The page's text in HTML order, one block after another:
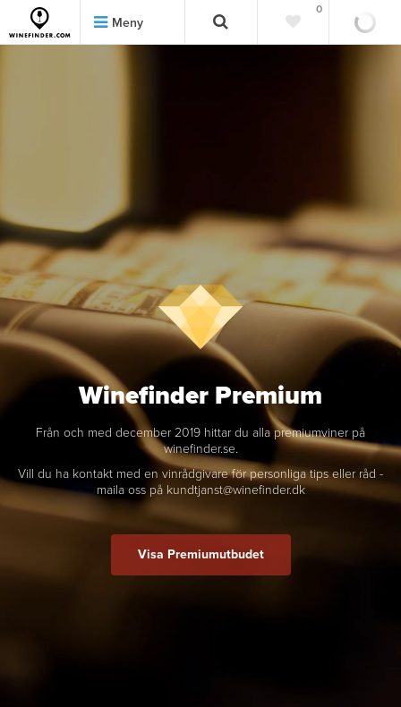
Meny
0
Winefinder Premium
Från och med december 2019 hittar du alla premiumviner på
winefinder.se.
Vill du ha kontakt med en vinrådgivare för personliga tips eller råd -
maila oss på kundtjanst@winefinder.dk
Visa Premiumutbudet